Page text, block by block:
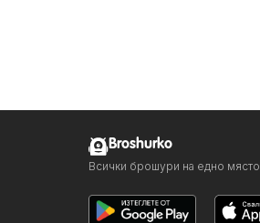
Broshurko
Всички брошури на едно място